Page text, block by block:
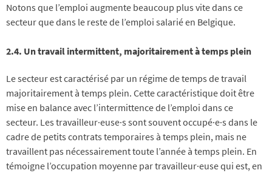
Notons que l’emploi augmente beaucoup plus vite dans ce
secteur que dans le reste de l’emploi salarié en Belgique.
2.4. Un travail intermittent, majoritairement à temps plein
Le secteur est caractérisé par un régime de temps de travail
majoritairement à temps plein. Cette caractéristique doit être
mise en balance avec l’intermittence de l’emploi dans ce
secteur. Les travailleur·euse·s sont souvent occupé·e·s dans le
cadre de petits contrats temporaires à temps plein, mais ne
travaillent pas nécessairement toute l’année à temps plein. En
témoigne l’occupation moyenne par travailleur·euse qui est, en